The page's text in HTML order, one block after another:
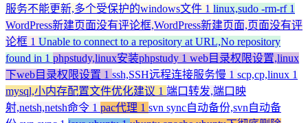
服务不能更新,多个受保护的windows文件 1 linux,sudo -rm-rf 1
WordPress新建页面没有评论框,WordPress新建页面,页面没有评
论框 1 Unable to connect to a repository at URL,No repository
found in 1 phpstudy,linux安装phpstudy 1 web目录权限设置,linux
下web目录权限设置 1 ssh,SSH远程连接服务慢 1 scp,cp,linux 1
mysql,小内存配置文件优化建议 1 端口转发,端口映
射,netsh,netsh命令 1 pac代理 1 svn sync自动备份,svn自动备